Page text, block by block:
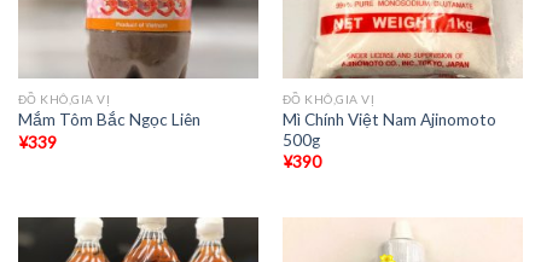
ĐỒ KHÔ,GIA VỊ
Mắm Tôm Bắc Ngọc Liên
¥339
ĐỒ KHÔ,GIA VỊ
Mì Chính Việt Nam Ajinomoto
500g
¥390